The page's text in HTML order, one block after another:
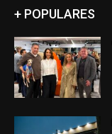
+ POPULARES